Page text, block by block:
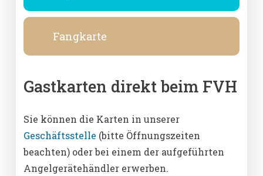
Fangkarte
Gastkarten direkt beim FVH
Sie können die Karten in unserer
Geschäftsstelle (bitte Öffnungszeiten
beachten) oder bei einem der aufgeführten
Angelgerätehändler erwerben.